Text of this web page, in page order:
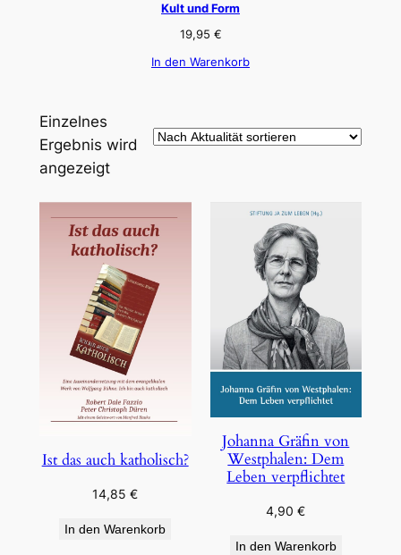
Kult und Form
19,95 €
In den Warenkorb
Einzelnes
Ergebnis wird
angezeigt
Ist das auch katholisch?
14,85€
In den Warenkorb
Johanna Gräfin von
Westphalen: Dem
Leben verpflichtet
4,90€
In den Warenkorb